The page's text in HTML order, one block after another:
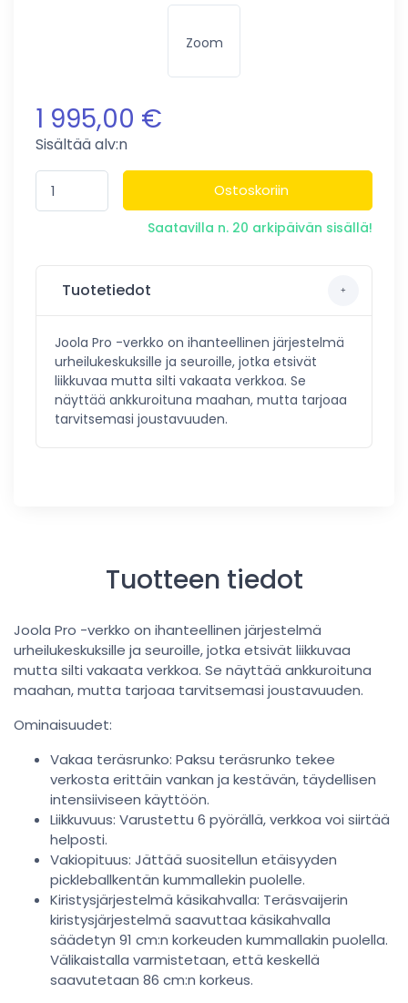
Zoom
1 995,00 €
Sisältää alv:n
Ostoskoriin
Saatavilla n. 20 arkipäivän sisällä!
Tuotetiedot
Joola Pro -verkko on ihanteellinen järjestelmä
urheilukeskuksille ja seuroille, jotka etsivät
liikkuvaa mutta silti vakaata verkkoa. Se
näyttää ankkuroituna maahan, mutta tarjoaa
tarvitsemasi joustavuuden.
Tuotteen tiedot
Joola Pro -verkko on ihanteellinen järjestelmä
urheilukeskuksille ja seuroille, jotka etsivät liikkuvaa
mutta silti vakaata verkkoa. Se näyttää ankkuroituna
maahan, mutta tarjoaa tarvitsemasi joustavuuden.
Ominaisuudet:
Vakaa teräsrunko: Paksu teräsrunko tekee
verkosta erittäin vankan ja kestävän, täydellisen
intensiiviseen käyttöön.
Liikkuvuus: Varustettu 6 pyörällä, verkkoa voi siirtää
helposti.
Vakiopituus: Jättää suositellun etäisyyden
pickleballkentän kummallekin puolelle.
Kiristysjärjestelmä käsikahvalla: Teräsvaijerin
kiristysjärjestelmä saavuttaa käsikahvalla
säädetyn 91 cm:n korkeuden kummallakin puolella.
Välikaistalla varmistetaan, että keskellä
saavutetaan 86 cm:n korkeus.